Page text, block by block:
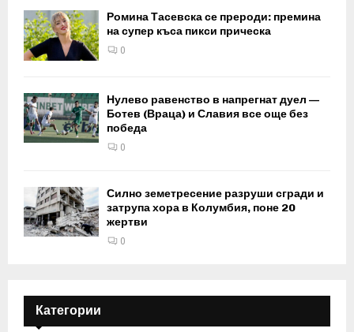
Ромина Тасевска се прероди: премина
на супер къса пикси прическа
0
Нулево равенство в напрегнат дуел —
Ботев (Враца) и Славия все още без
победа
0
Силно земетресение разруши сгради и
затрупа хора в Колумбия, поне 20
жертви
0
Категории